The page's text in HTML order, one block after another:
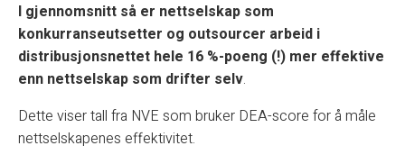
I gjennomsnitt så er nettselskap som
konkurranseutsetter og outsourcer arbeid i
distribusjonsnettet hele 16 %-poeng (!) mer effektive
enn nettselskap som drifter selv.
Dette viser tall fra NVE som bruker DEA-score for å måle
nettselskapenes effektivitet.